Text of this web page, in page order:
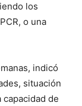
los
o una
indicó
situación
de